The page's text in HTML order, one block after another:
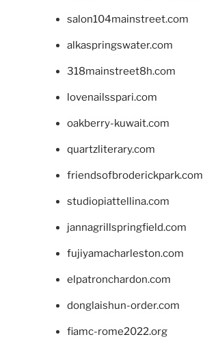
salon104mainstreet.com
alkaspringswater.com
318mainstreet8h.com
lovenailsspari.com
oakberry-kuwait.com
quartzliterary.com
friendsofbroderickpark.com
studiopiattellina.com
jannagrillspringfield.com
fujiyamacharleston.com
elpatronchardon.com
donglaishun-order.com
fiamc-rome2022.org